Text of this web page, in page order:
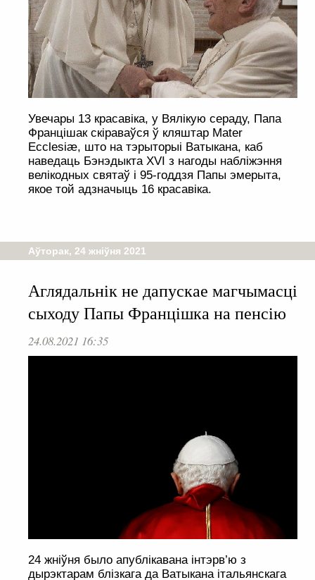
Увечары 13 красавіка, у Вялікую сераду, Папа
Францішак скіраваўся ў кляштар Mater
Ecclesiæ, што на тэрыторыі Ватыкана, каб
наведаць Бэнэдыкта XVI з нагоды набліжэння
велікодных святаў і 95-годдзя Папы эмерыта,
якое той адзначыць 16 красавіка.
Аўторак, 24 жніўня 2021
Аглядальнік не дапускае магчымасці
сыходу Папы Францішка на пенсію
24.08.2021 16:35
24 жніўня было апублікавана інтэрв’ю з
дырэктарам блізкага да Ватыкана італьянскага